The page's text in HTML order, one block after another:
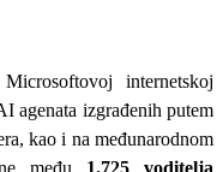
internetskoj
agenata izgrađenih putem
kao i na međunarodnom
među 1.725 voditelja